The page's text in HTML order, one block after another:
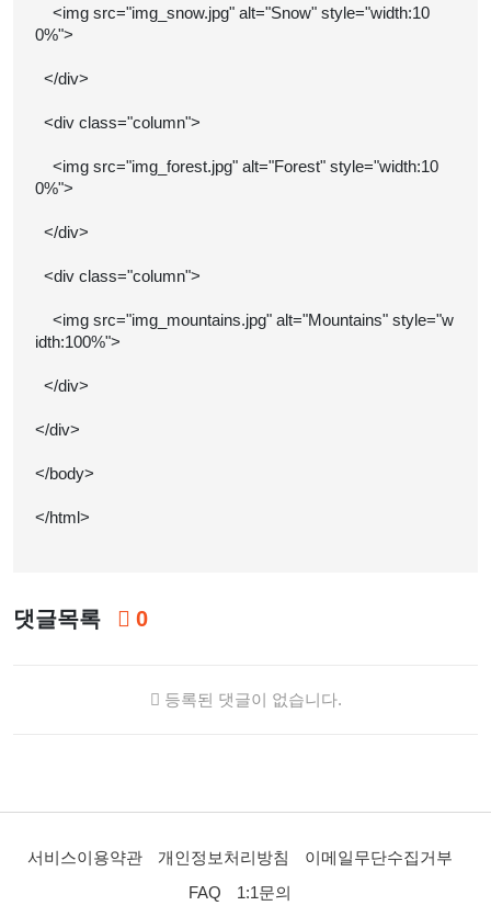
<img src="img_snow.jpg" alt="Snow" style="width:10
0%">
</div>
<div class="column">
<img src="img_forest.jpg" alt="Forest" style="width:10
0%">
</div>
<div class="column">
<img src="img_mountains.jpg" alt="Mountains" style="w
idth:100%">
</div>
</div>
</body>
</html>
댓글목록 0
등록된 댓글이 없습니다.
서비스이용약관 개인정보처리방침
이메일무단수집거부
FAQ
1:1문의